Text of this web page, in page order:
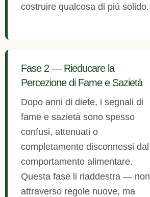
costruire qualcosa di più solido.
Fase 2 — Rieducare la
Percezione di Fame e Sazietà
Dopo anni di diete, i segnali di
fame e sazietà sono spesso
confusi, attenuati o
completamente disconnessi dal
comportamento alimentare.
Questa fase li riaddestra — non
attraverso regole nuove, ma